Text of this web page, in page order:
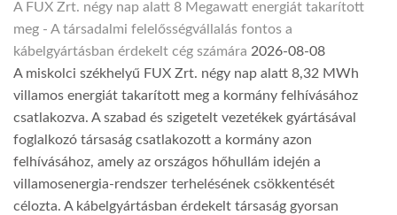
A FUX Zrt. négy nap alatt 8 Megawatt energiát takarított
meg - A társadalmi felelősségvállalás fontos a
kábelgyártásban érdekelt cég számára 2026-08-08
A miskolci székhelyű FUX Zrt. négy nap alatt 8,32 MWh
villamos energiát takarított meg a kormány felhívásához
csatlakozva. A szabad és szigetelt vezetékek gyártásával
foglalkozó társaság csatlakozott a kormány azon
felhívásához, amely az országos hőhullám idején a
villamosenergia-rendszer terhelésének csökkentését
célozta. A kábelgyártásban érdekelt társaság gyorsan